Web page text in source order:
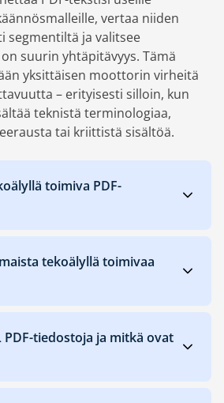
vertaa niiden
segmentiltä ja valitsee
suurin yhtäpitävyys. Tämä
yksittäisen moottorin virheitä
– erityisesti silloin, kun
teknistä terminologiaa,
tai kriittistä sisältöä.
toimiva PDF-
tekoälyllä toimivaa
PDF-tiedostoja ja mitkä ovat